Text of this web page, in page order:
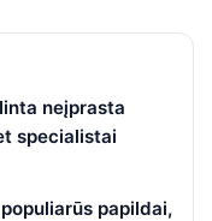
neįprasta
specialistai
papildai,